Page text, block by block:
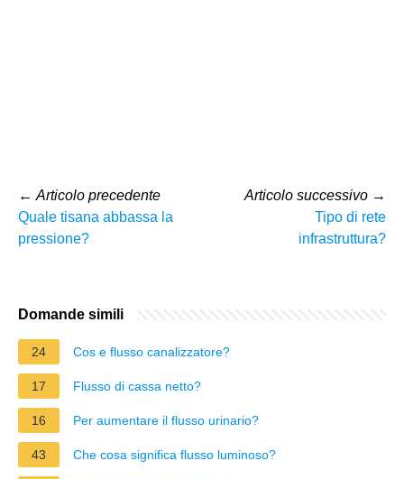
← Articolo precedente
Quale tisana abbassa la
pressione?
Articolo successivo →
Tipo di rete
infrastruttura?
Domande simili
24 Cos e flusso canalizzatore?
17 Flusso di cassa netto?
16 Per aumentare il flusso urinario?
43 Che cosa significa flusso luminoso?